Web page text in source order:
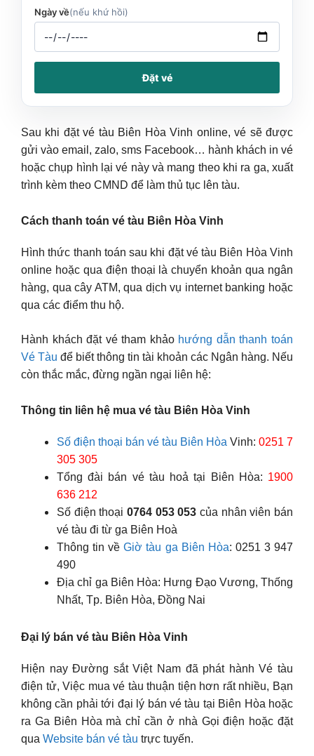
Ngày về(nếu khứ hồi)
Đặt vé
Sau khi đặt vé tàu Biên Hòa Vinh online, vé sẽ được
gửi vào email, zalo, sms Facebook… hành khách in vé
hoặc chụp hình lại vé này và mang theo khi ra ga, xuất
trình kèm theo CMND để làm thủ tục lên tàu.
Cách thanh toán vé tàu Biên Hòa Vinh
Hình thức thanh toán sau khi đặt vé tàu Biên Hòa Vinh
online hoặc qua điện thoại là chuyển khoản qua ngân
hàng, qua cây ATM, qua dịch vụ internet banking hoặc
qua các điểm thu hộ.
Hành khách đặt vé tham khảo hướng dẫn thanh toán
Vé Tàu để biết thông tin tài khoản các Ngân hàng. Nếu
còn thắc mắc, đừng ngần ngại liên hệ:
Thông tin liên hệ mua vé tàu Biên Hòa Vinh
Số điện thoại bán vé tàu Biên Hòa Vinh: 0251 7
305 305
Tổng đài bán vé tàu hoả tại Biên Hòa: 1900
636 212
Số điện thoại 0764 053 053 của nhân viên bán
vé tàu đi từ ga Biên Hoà
Thông tin vềGiờ tàu ga Biên Hòa: 0251 3 947
490
Địa chỉ ga Biên Hòa: Hưng Đạo Vương, Thống
Nhất, Tp. Biên Hòa, Đồng Nai
Đại lý bán vé tàu Biên Hòa Vinh
Hiện nay Đường sắt Việt Nam đã phát hành Vé tàu
điện tử, Việc mua vé tàu thuận tiện hơn rất nhiều, Bạn
không cần phải tới đại lý bán vé tàu tại Biên Hòa hoặc
ra Ga Biên Hòa mà chỉ cần ở nhà Gọi điện hoặc đặt
qua Website bán vé tàu trực tuyến.